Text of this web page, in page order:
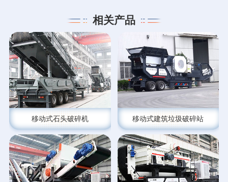
相关产品
移动式石头破碎机 移动式建筑垃圾破碎站